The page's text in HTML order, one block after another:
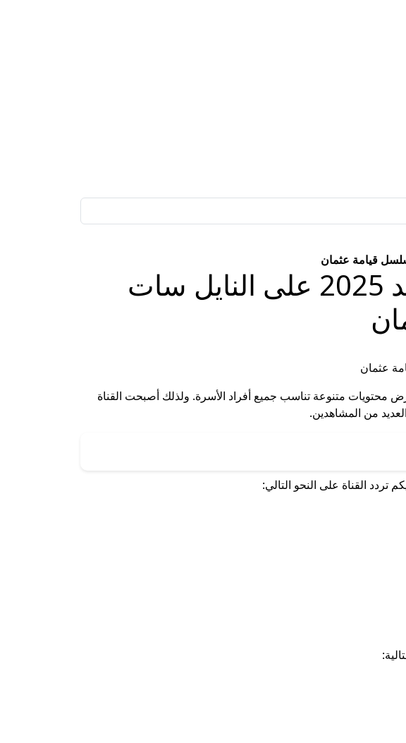
حمله الآن… تردد قناة مصر أم الدنيا الجديد 2025 على النايل سات
محتويات متنوعة تناسب جميع أفراد الأسرة. ولذلك أصبحت القناة
من المشاهدين.
القناة على النحو التالي: